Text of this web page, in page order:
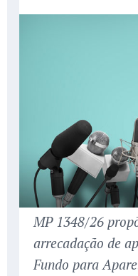
MP 1348/26
arrecadação de
Fundo para